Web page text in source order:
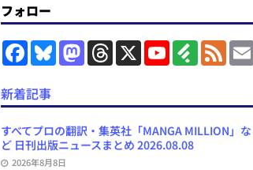
フォロー
F
a
e
b
o
o
k
B
l
k
y
M
a
d
o
n
T
h
d
s
X
Y
o
b
e
C
h
F
e
y
F
e
新着記事
すべてプロの翻訳・集英社「MANGA MILLION」な
ど 日刊出版ニュースまとめ 2026.08.08
2026年8月8日